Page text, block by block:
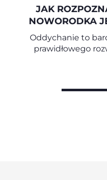
JAK
NOWORODKA
Oddychanie to
prawidłowego